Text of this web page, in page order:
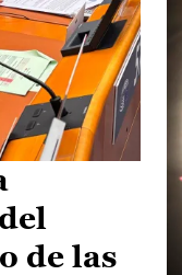
de las